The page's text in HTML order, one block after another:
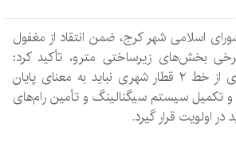
اسلامی شهر کرج، ضمن انتقاد از مغفول
بخش‌های زیرساختی مترو، تأکید کرد:
بهره‌برداری از خط ۲ قطار شهری نباید به معنای پایان
و تکمیل سیستم سیگنالینگ و تأمین رام‌های
در اولویت قرار گیرد.